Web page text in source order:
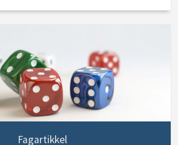
Fagartikkel